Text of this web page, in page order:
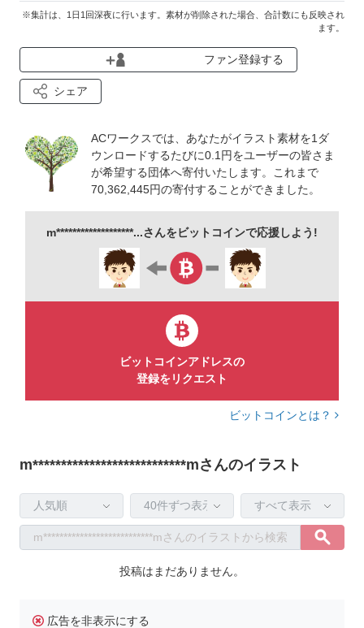
※集計は、1日1回深夜に行います。素材が削除された場合、合計数にも反映され
ます。
ファン登録する
シェア
ACワークスでは、あなたがイラスト素材を1ダ
ウンロードするたびに0.1円をユーザーの皆さま
が希望する団体へ寄付いたします。これまで
70,362,445円の寄付することができました。
m*******************...さんをビットコインで応援しよう!
ビットコインアドレスの
登録をリクエスト
ビットコインとは？
m***************************mさんのイラスト
投稿はまだありません。
広告を非表示にする